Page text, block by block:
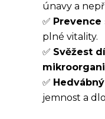
únavy a
✅ Prevence
plné vitality.
✅ Svěžest
✅
jemnost a